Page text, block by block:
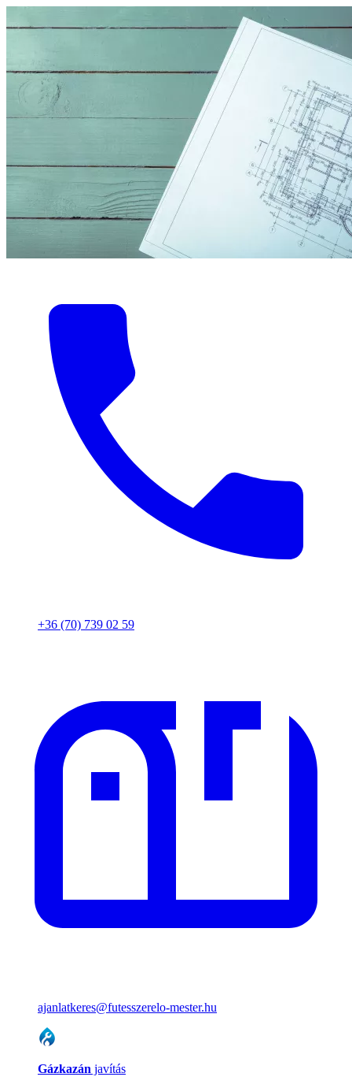
+36 (70) 739 02 59
ajanlatkeres@futesszerelo-mester.hu
Gázkazán javítás